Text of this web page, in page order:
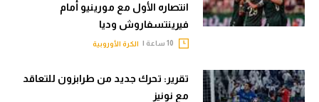
انتصاره الأول مع مورينيو أمام
فيرينتسفاروش وديا
الكرة الأوروبية
تقرير: تحرك جديد من طرابزون للتعاقد
مع نونيز